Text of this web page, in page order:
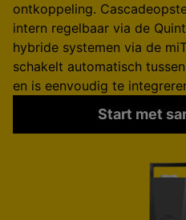
ontkoppeling.
intern regelbaar via de
hybride systemen via de
schakelt automatisch
en is eenvoudig te
Start met